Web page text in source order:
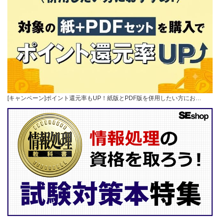
[キャンペーン]ポイント還元率もUP！紙版とPDF版を併用したい方にお…